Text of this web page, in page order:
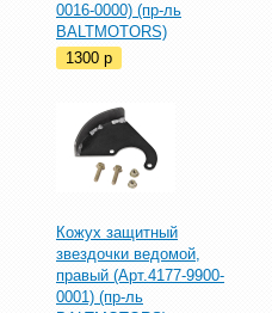
0016-0000) (пр-ль
BALTMOTORS)
1300 p
Кожух защитный
звездочки ведомой,
правый (Арт.4177-9900-
0001) (пр-ль